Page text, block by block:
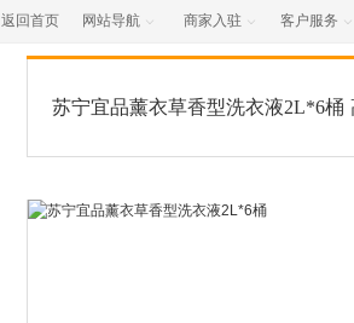
返回首页 网站导航  商家入驻  客户服务 
苏宁宜品薰衣草香型洗衣液2L*6桶